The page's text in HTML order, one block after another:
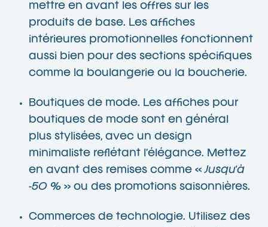
mettre en avant les offres sur les
produits de base. Les affiches
intérieures promotionnelles fonctionnent
aussi bien pour des sections spécifiques
comme la boulangerie ou la boucherie.
Boutiques de mode. Les affiches pour
boutiques de mode sont en général
plus stylisées, avec un design
minimaliste reflétant l’élégance. Mettez
en avant des remises comme «Jusqu’à
-50 % » ou des promotions saisonnières.
Commerces de technologie. Utilisez des